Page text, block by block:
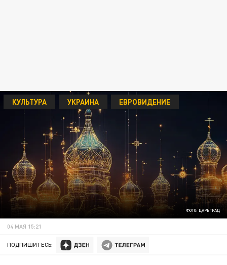
ФОТО: ЦАРЬГРАД
КУЛЬТУРА УКРАИНА ЕВРОВИДЕНИЕ
04 МАЯ 15:21
ПОДПИШИТЕСЬ: